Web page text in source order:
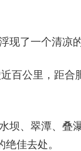
了一个清凉的
公里，距合
、翠潭、叠
佳去处。